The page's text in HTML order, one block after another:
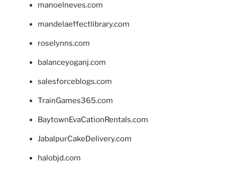
manoelneves.com
mandelaeffectlibrary.com
roselynns.com
balanceyoganj.com
salesforceblogs.com
TrainGames365.com
BaytownEvaCationRentals.com
JabalpurCakeDelivery.com
halobjd.com